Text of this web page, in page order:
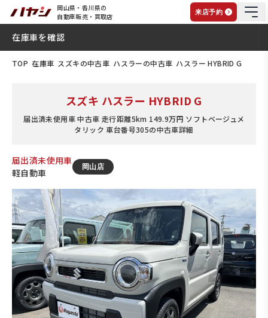
岡山県・香川県の
自動車販売・買取店
来店予約
在庫車を確認
TOP 在庫車 スズキの中古車 ハスラーの中古車 ハスラー HYBRID G
スズキ ハスラー HYBRID G
届出済未使用車 中古車 走行距離5km 149.9万円 ソフトベージュメ
タリック 車台番号305の中古車詳細
届出済未使用車
軽自動車
岡山店